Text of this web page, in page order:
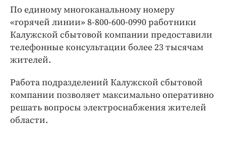
По единому многоканальному номеру
«горячей линии» 8-800-600-0990 работники
Калужской сбытовой компании предоставили
телефонные консультации более 23 тысячам
жителей.
Работа подразделений Калужской сбытовой
компании позволяет максимально оперативно
решать вопросы электроснабжения жителей
области.